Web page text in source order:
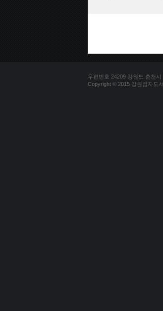
우편번호 24209 강원도 춘천
Copyright © 2015 강원점자도